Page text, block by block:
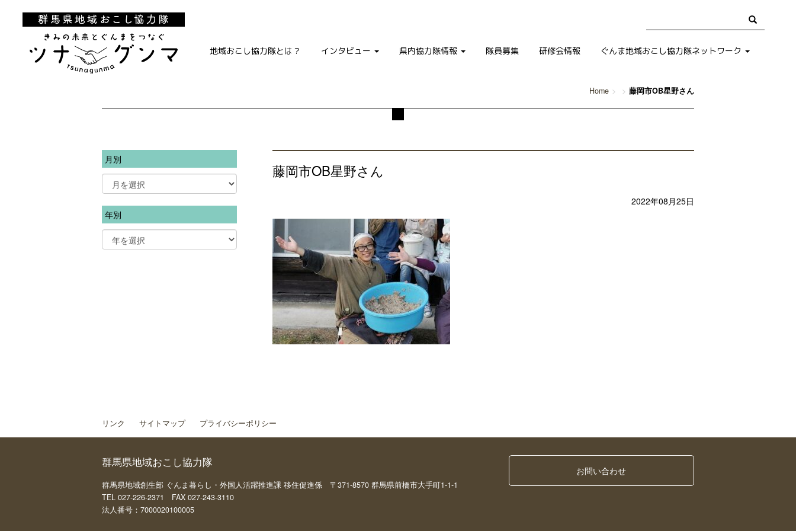
地域おこし協力隊とは？ インタビュー 県内協力隊情報 隊員募集 研修会情報 ぐんま地域おこし協力隊ネットワーク
Home 藤岡市OB星野さん
藤岡市OB星野さん
2022年08月25日
月別
年別
リンク サイトマップ プライバシーポリシー
群馬県地域おこし協力隊
群馬県地域創生部 ぐんま暮らし・外国人活躍推進課 移住促進係 〒371-8570 群馬県前橋市大手町1-1-1
TEL 027-226-2371 FAX 027-243-3110
法人番号：7000020100005
お問い合わせ